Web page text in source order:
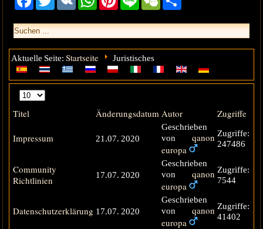
Aktuelle Seite:Startseite Juristisches
Anzeige
Titel Änderungsdatum Autor Zugriffe
Impressum 21.07. 2020
Geschrieben
vonqanon
europa
Zugriffe:
247486
Community
Richtlinien
17.07. 2020
Geschrieben
vonqanon
europa
Zugriffe:
7544
Datenschutzerklärung 17.07. 2020
Geschrieben
vonqanon
europa
Zugriffe:
41402